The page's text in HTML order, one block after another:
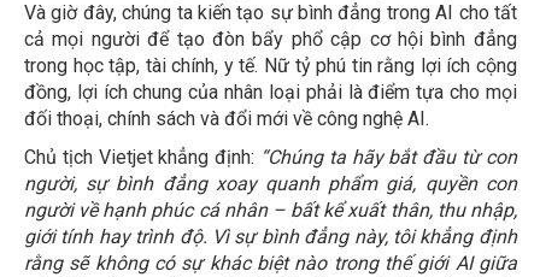
Và giờ đây, chúng ta kiến tạo sự bình đẳng trong AI cho tất
cả mọi người để tạo đòn bẩy phổ cập cơ hội bình đẳng
trong học tập, tài chính, y tế. Nữ tỷ phú tin rằng lợi ích cộng
đồng, lợi ích chung của nhân loại phải là điểm tựa cho mọi
đối thoại, chính sách và đổi mới về công nghệ AI.
Chủ tịch Vietjet khẳng định: “Chúng ta hãy bắt đầu từ con
người, sự bình đẳng xoay quanh phẩm giá, quyền con
người về hạnh phúc cá nhân – bất kể xuất thân, thu nhập,
giới tính hay trình độ. Vì sự bình đẳng này, tôi khẳng định
rằng sẽ không có sự khác biệt nào trong thế giới AI giữa